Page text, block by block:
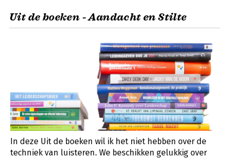
Uit de boeken - Aandacht en Stilte
In deze Uit de boeken wil ik het niet hebben over de
techniek van luisteren. We beschikken gelukkig over